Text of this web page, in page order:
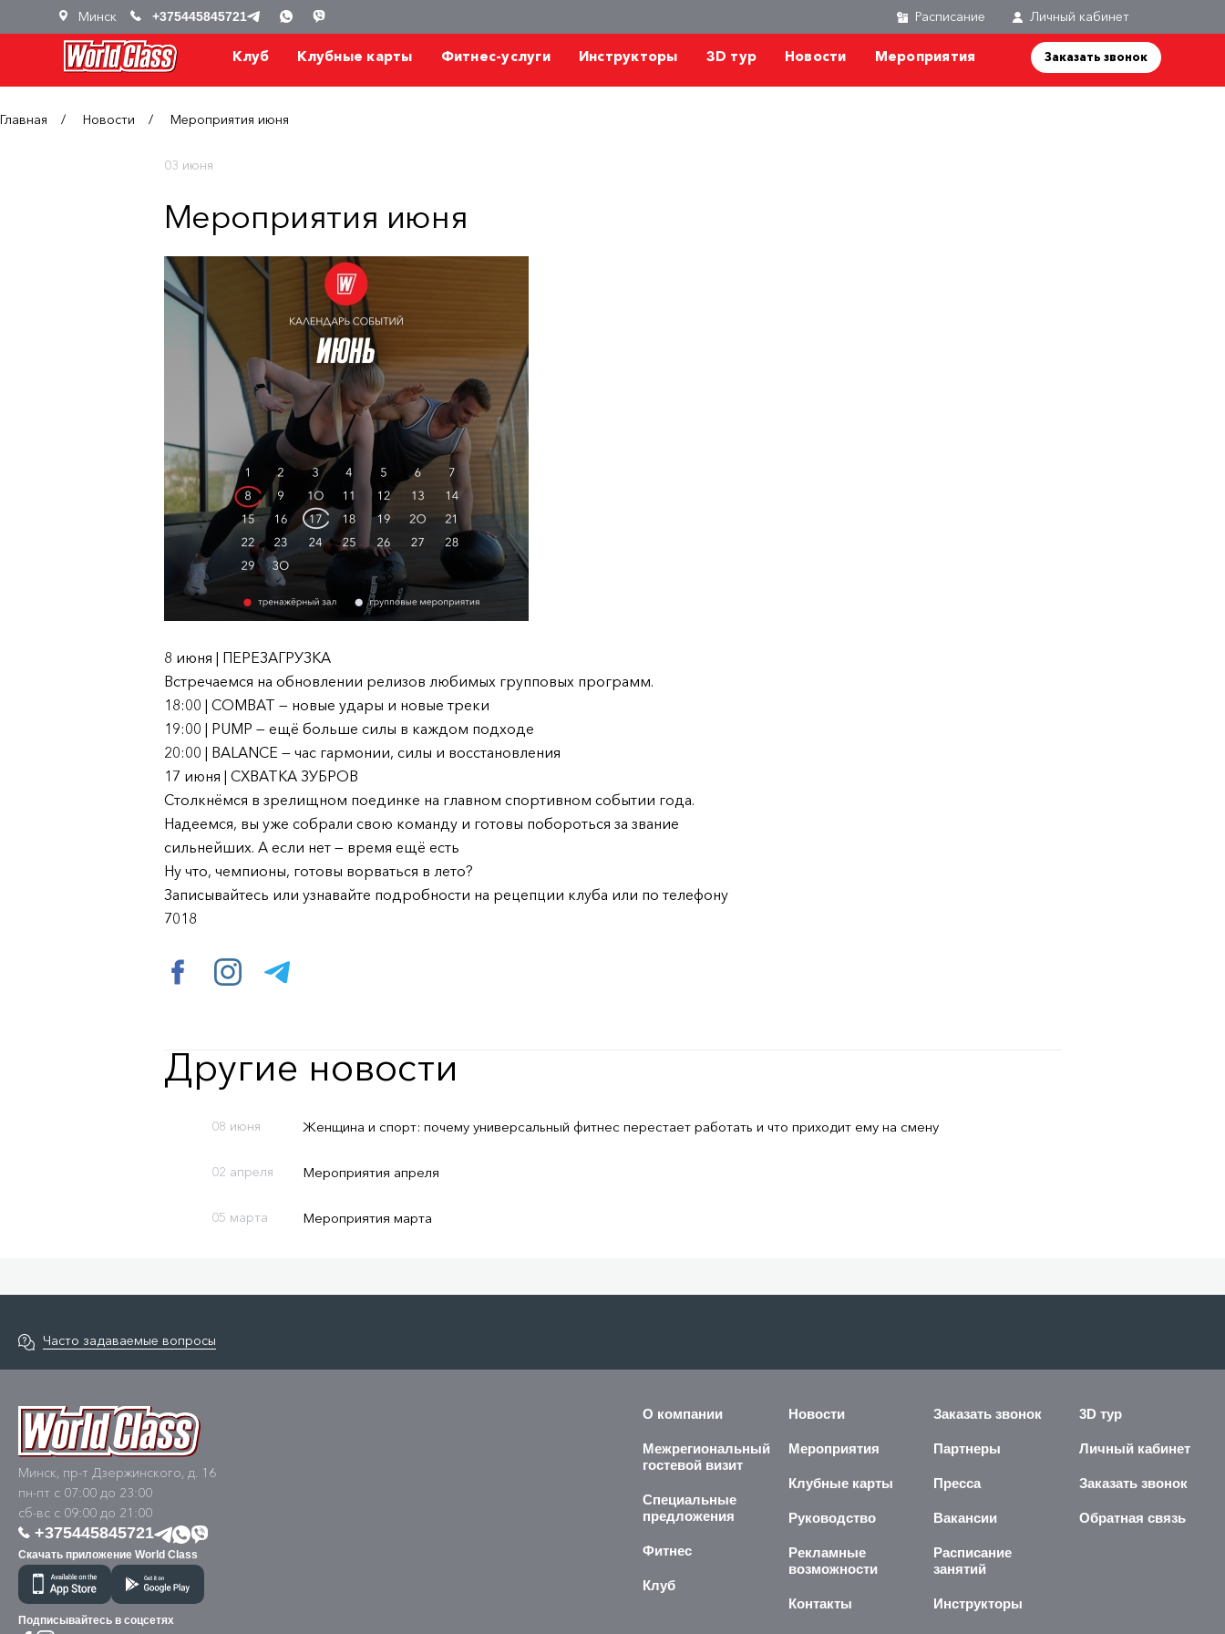
Минск +375445845721 Личный кабинет
Клуб Клубные карты Фитнес-услуги Инструкторы 3D тур Новости Мероприятия Заказать звонок
Главная Новости Мероприятия июня
03 июня
Мероприятия июня
8 июня | ПЕРЕЗАГРУЗКА
Встречаемся на обновлении релизов любимых групповых программ.
18:00 | COMBAT — новые удары и новые треки
19:00 | PUMP — ещё больше силы в каждом подходе
20:00 | BALANCE — час гармонии, силы и восстановления
17 июня | СХВАТКА ЗУБРОВ
Столкнёмся в зрелищном поединке на главном спортивном событии года.
Надеемся, вы уже собрали свою команду и готовы побороться за звание
сильнейших. А если нет — время ещё есть
Ну что, чемпионы, готовы ворваться в лето?
Записывайтесь или узнавайте подробности на рецепции клуба или по телефону
7018
Другие новости
08 июня Женщина и спорт: почему универсальный фитнес перестает работать и что приходит ему на смену
02 апреля Мероприятия апреля
05 марта Мероприятия марта
Минск, пр-т Дзержинского, д. 16
пн-пт с 07:00 до 23:00
сб-вс с 09:00 до 21:00
+375445845721
Скачать приложение World Class
Подписывайтесь в соцсетях
О компании
Межрегиональный
гостевой визит
Специальные
предложения
Фитнес
Клуб
Новости
Мероприятия
Клубные карты
Руководство
Рекламные
возможности
Контакты
Заказать звонок
Партнеры
Пресса
Вакансии
Расписание
занятий
Инструкторы
3D тур
Личный кабинет
Заказать звонок
Обратная связь